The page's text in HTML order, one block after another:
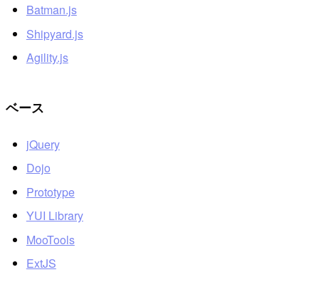
Batman.js
Shipyard.js
Agility.js
ベース
jQuery
Dojo
Prototype
YUI Library
MooTools
ExtJS